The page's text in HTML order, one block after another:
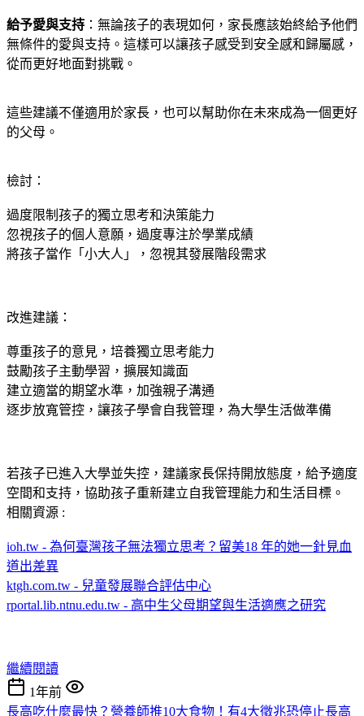
給予愛與支持 ：無論孩子的表現如何，家長應該始終給予他們
無條件的愛與支持。這樣可以讓孩子感受到安全感和歸屬感，
從而更好地面對挑戰。
這些建議不僅適用於家長，也可以幫助你在未來成為一個更好
的父母。
檢討：
過度限制孩子的獨立思考和決策能力
忽視孩子的個人意願，過度專注於學業成績
將孩子當作「小大人」，忽視其發展階段需求
改進建議：
尊重孩子的意見，培養獨立思考能力
鼓勵孩子主動學習，擴展知識面
建立適當的期望水準，加強親子溝通
逐步放寬管控，讓孩子學會自我管理，為大學生活做準備
若孩子已進入大學並失控，建議家長保持開放態度，給予適度
空間和支持，協助孩子重新建立自我管理能力和生活目標。
相關資源 :
ioh.tw - 為何臺灣孩子無法獨立思考？留美18 年的她一針見血
道出差異
ktgh.com.tw - 兒童發展聯合評估中心
rportal.lib.ntnu.edu.tw - 高中生父母期望與生活適應之研究
繼續閱讀
1年前
長高吃什麼最快？營養師推10大食物！有4大徵兆恐停止長高